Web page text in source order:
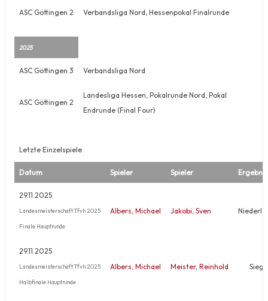
ASC Göttingen 2 Verbandsliga Nord, Hessenpokal Finalrunde
2025
ASC Göttingen 3 Verbandsliga Nord
ASC Göttingen 2
Landesliga Hessen, Pokalrunde Nord, Pokal
Endrunde (Final Four)
Letzte Einzelspiele
Datum Spieler Spieler Ergebnis
29.11.2025
Landesmeisterschaft Tfvh 2025
Finale Hauptrunde
Albers, Michael Jakobi, Sven
29.11.2025
Landesmeisterschaft Tfvh 2025
Halbfinale Hauptrunde
Albers, Michael Meister, Reinhold Sieg